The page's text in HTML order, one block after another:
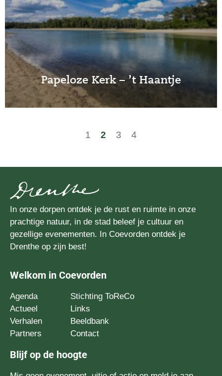
Papeloze Kerk – ’t Haantje
1 2 3 4
In onze dorpen ontdek je de rust en ruimte in onze
prachtige natuur, in de stad beleef je cultuur en
gezellige evenementen. In Coevorden ontdek je
Drenthe op zijn best!
Welkom in Coevorden
Agenda
Actueel
Verhalen
Partners
Stichting ToReCo
Links
Beeldbank
Contact
Blijf op de hoogte